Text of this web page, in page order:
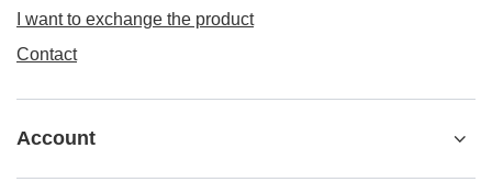
I want to exchange the product
Contact
Account